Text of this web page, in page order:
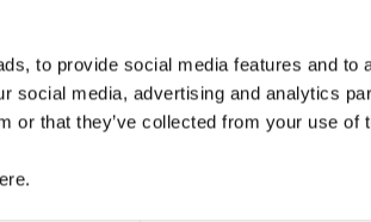
to provide social media features and to
social media, advertising and analytics
or that they’ve collected from your use of